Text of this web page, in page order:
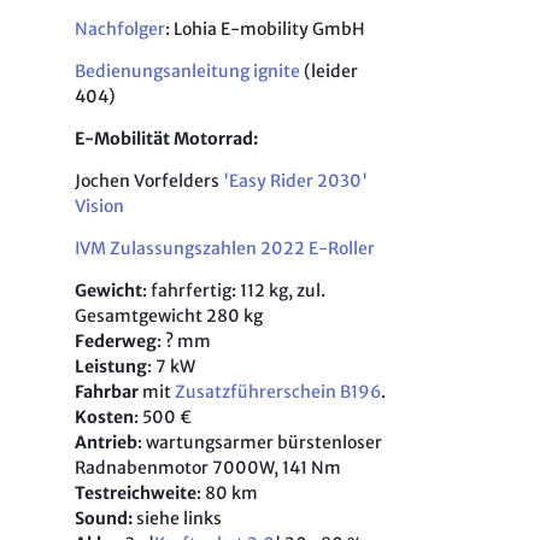
660 MY 2022
Test
Adventure Blog
54:ignite Roller
Twin CRF 1100 F MY 2020/22
500 Test
X Heritage, 800MT, Brixton 500 CE Kurztest
Himalayan Test-Blog
R MY2021 Test
R 2019 Test
701 Enduro Test
500 Testblog
950 und Hypermotard 939
Walser und Gran Paradiso
Camping-Tipps
im Krieg
& Gressoney
bei Enduristan
Nachfolger: Lohia E-mobility GmbH
Bedienungsanleitung ignite (leider
404)
E-Mobilität Motorrad:
Jochen Vorfelders 'Easy Rider 2030'
Vision
IVM Zulassungszahlen 2022 E-Roller
Gewicht: fahrfertig: 112 kg, zul.
Gesamtgewicht 280 kg
Federweg: ? mm
Leistung: 7 kW
Fahrbar mitZusatzführerschein B196.
Kosten: 500 €
Antrieb: wartungsarmer bürstenloser
Radnabenmotor 7000W, 141 Nm
Testreichweite: 80 km
Sound:siehe links